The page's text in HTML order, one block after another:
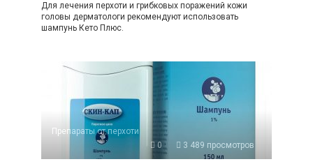
Для лечения перхоти и грибковых поражений кожи
головы дерматологи рекомендуют использовать
шампунь Кето Плюс.
Препараты от перхоти
0
3 489 просмотров